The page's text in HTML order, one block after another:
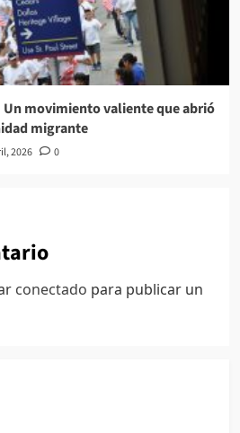
Un movimiento valiente que abrió
migrante
2026 0
conectado para publicar un